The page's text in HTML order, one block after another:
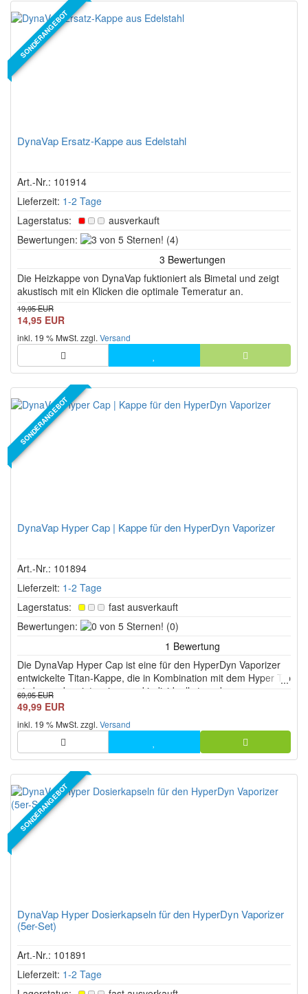
SONDERANGEBOT
DynaVap Ersatz-Kappe aus Edelstahl
Art.-Nr.: 101914
Lieferzeit: 1-2 Tage
Lagerstatus:
ausverkauft
Bewertungen:
3
5
Sternen!
(4)
Die Heizkappe von DynaVap fuktioniert als Bimetal und zeigt
akustisch mit ein Klicken die optimale Temeratur an.
19,95 EUR
14,95 EUR
inkl. 19 % MwSt. zzgl. Versand
SONDERANGEBOT
DynaVap Hyper Cap | Kappe für den HyperDyn Vaporizer
Art.-Nr.: 101894
Lieferzeit: 1-2 Tage
Lagerstatus:
fast ausverkauft
Bewertungen:
0
5
Sternen!
(0)
Die DynaVap Hyper Cap ist eine für den HyperDyn Vaporizer
entwickelte Titan-Kappe, die in Kombination mit dem Hyper Tip
ein besonders intensives und individuell steuerbares
Verdampfungserlebnis ermöglicht. Gefertigt aus
durch ihre ex...
69,95 EUR
49,99 EUR
inkl. 19 % MwSt. zzgl. Versand
SONDERANGEBOT
DynaVap Hyper Dosierkapseln für den HyperDyn Vaporizer
(5er-Set)
Art.-Nr.: 101891
Lieferzeit: 1-2 Tage